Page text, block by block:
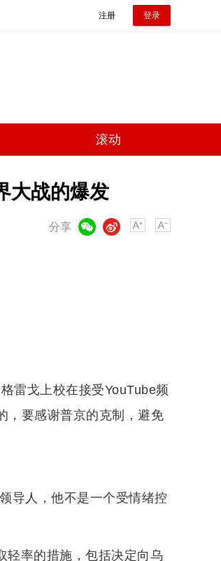
注册 登录
滚动
大战的爆发
分享
微博
雷戈上校在接受YouTube频
，要感谢普京的克制，避免
导人，他不是一个受情绪控
轻率的措施，包括决定向乌